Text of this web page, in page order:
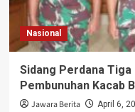
Nasional
Sidang Perdana
Pembunuhan Kacab
Jawara Berita April 6,